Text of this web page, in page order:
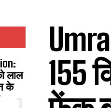
लाल
के
155